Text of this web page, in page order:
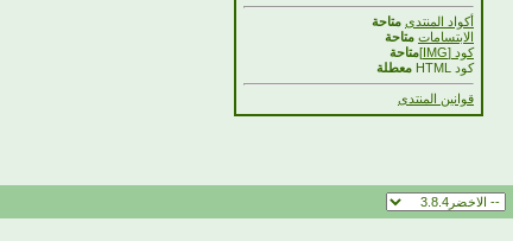
أكواد المنتدى متاحة
الابتسامات متاحة
كود [IMG]
متاحة
كود HTML
معطلة
قوانين المنتدى